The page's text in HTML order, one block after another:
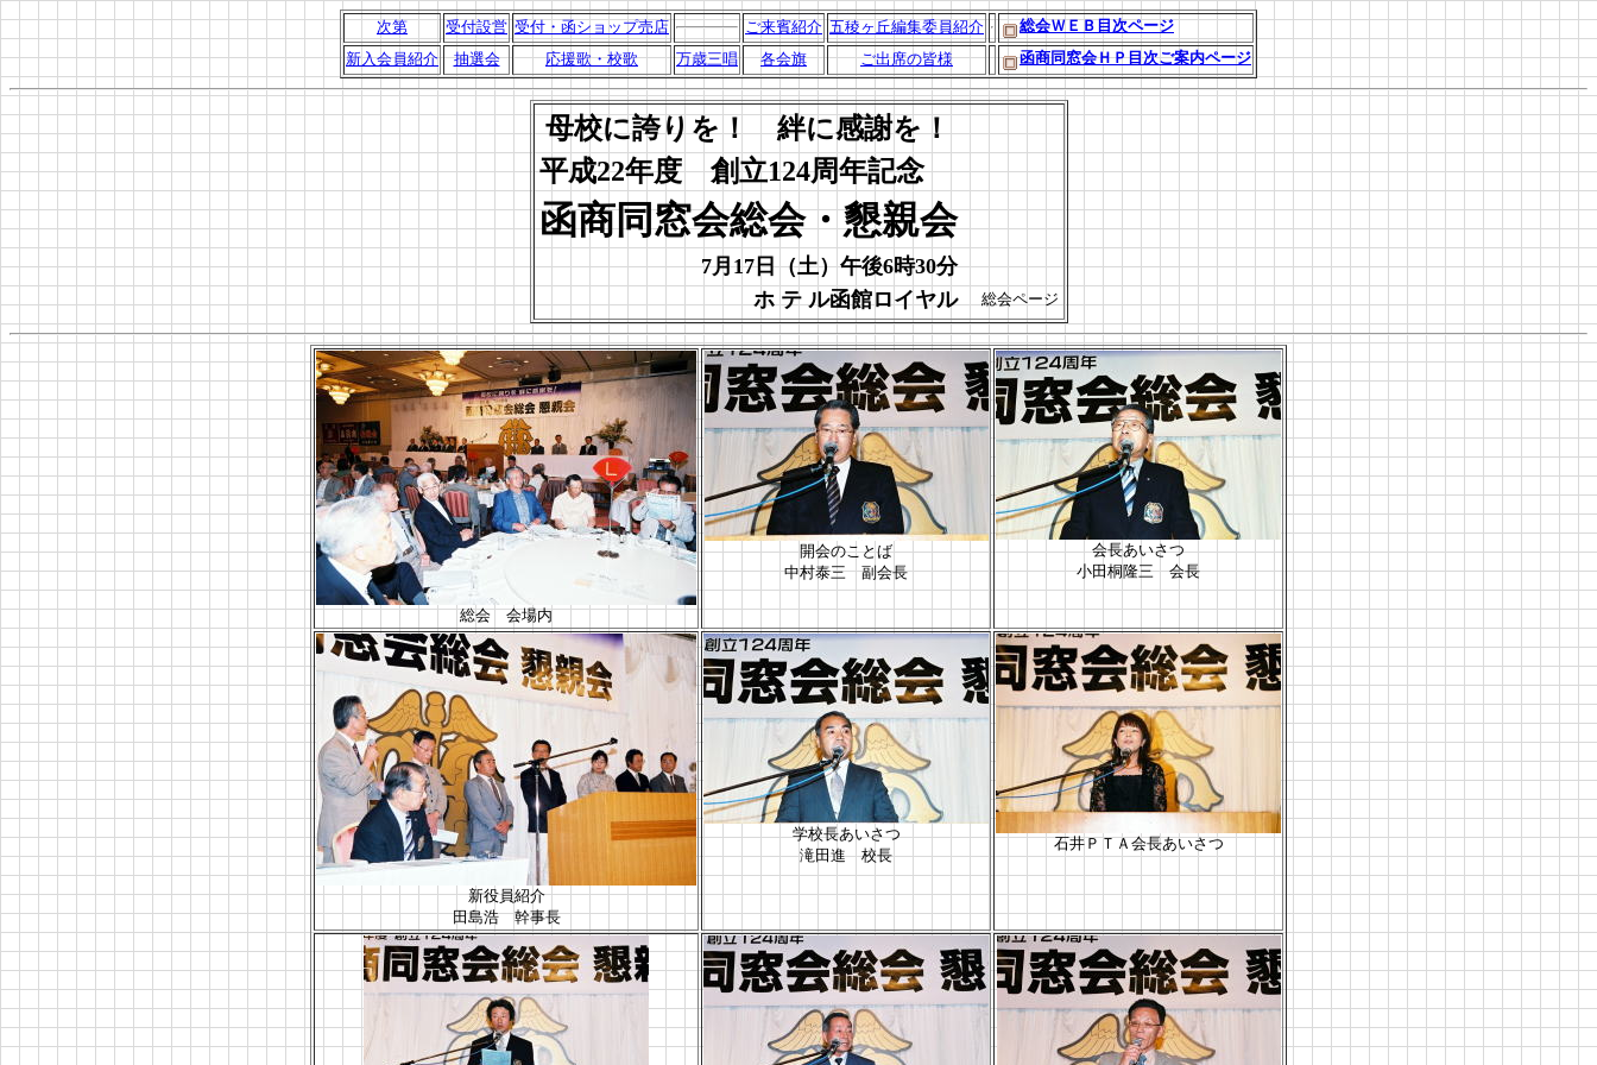
次第 受付設営 受付・函ショップ売店 ご来賓紹介 五稜ヶ丘編集委員紹介
総会ＷＥＢ目次ページ
新入会員紹介
抽選会 応援歌・校歌 万歳三唱 各会旗 ご出席の皆様 函商同窓会ＨＰ目次ご案内ページ
母校に誇りを！ 絆に感謝を！
平成22年度 創立124周年記念
函商同窓会総会・懇親会
7月17日（土）午後6時30分
ホ テ ル函館ロイヤル
総会ページ
総会 会場内
開会のことば
中村泰三 副会長
会長あいさつ
小田桐隆三 会長
新役員紹介
田島浩 幹事長
学校長あいさつ
滝田進 校長
石井ＰＴＡ会長あいさつ